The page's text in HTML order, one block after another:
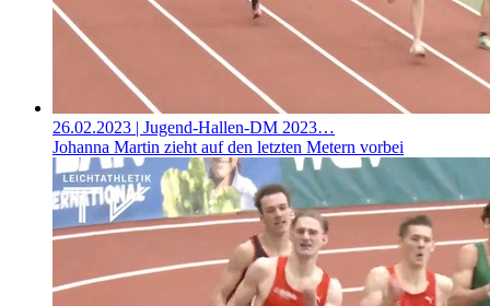
26.02.2023 | Jugend-Hallen-DM 2023…
Johanna Martin zieht auf den letzten Metern vorbei